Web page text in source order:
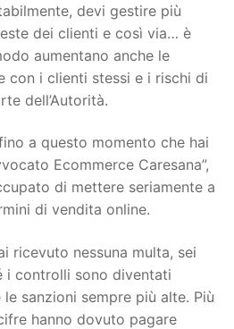
devi gestire più
dei clienti e così via… è
aumentano anche le
con i clienti stessi e i rischi di
dell’Autorità.
a questo momento che hai
Ecommerce Caresana”,
di mettere seriamente a
di vendita online.
ricevuto nessuna multa, sei
i controlli sono diventati
sanzioni sempre più alte. Più
hanno dovuto pagare